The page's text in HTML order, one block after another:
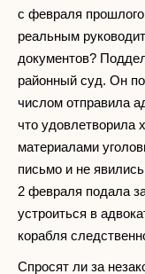
с февраля
реальным
документов?
районный суд. Он
числом отправила
что удовлетворила
материалами
письмо и не
2 февраля подала
устроиться в
корабля
Спросят ли за